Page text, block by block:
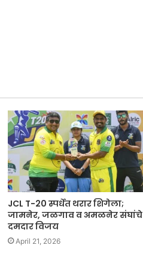
JCL T-20 स्पर्धेत थरार शिगेला;
जामनेर, जळगाव व अमळनेर संघांचे
दमदार विजय
April 21, 2026